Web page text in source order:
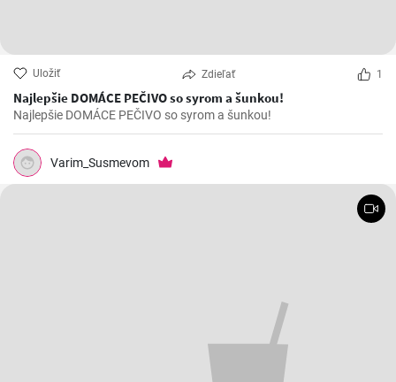
Uložiť Zdieľať 1
Najlepšie DOMÁCE PEČIVO so syrom a šunkou!
Najlepšie DOMÁCE PEČIVO so syrom a šunkou!
Varim_Susmevom